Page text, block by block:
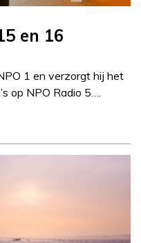
en 16
1 en verzorgt hij het
op NPO Radio 5….